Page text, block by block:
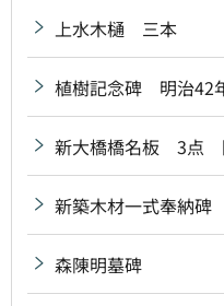
上水木樋 三本
植樹記念碑 明治42
新大橋橋名板 3点
新築木材一式奉納
森陳明墓碑